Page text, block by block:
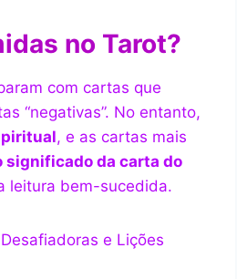
no Tarot?
com cartas que
“negativas”. No entanto,
, e as cartas mais
significado da carta do
leitura bem-sucedida.